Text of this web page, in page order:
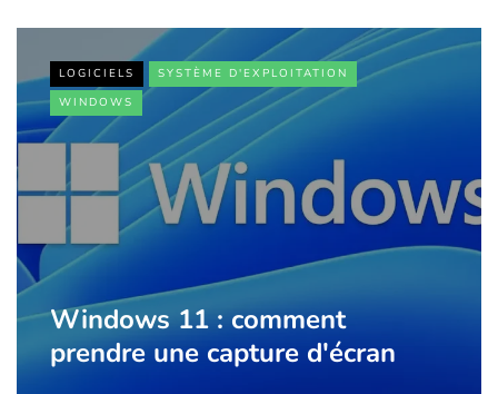
LOGICIELS
SYSTÈME D'EXPLOITATION
WINDOWS
Windows 11 : comment
prendre une capture d'écran